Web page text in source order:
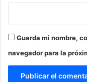
Guarda mi nombre,
navegador para la